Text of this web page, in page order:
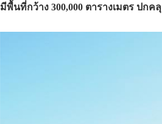
มีพื้นที่กว้าง 300,000 ตารางเมตร ปก